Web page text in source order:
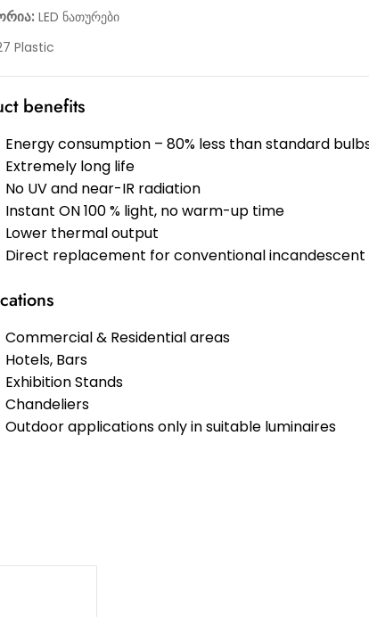
LED ნათურები
Plastic
benefits
Energy consumption – 80% less than standard
Extremely long life
No UV and near-IR radiation
Instant ON 100 % light, no warm-up time
Lower thermal output
Direct replacement for conventional incandescent
Commercial & Residential areas
Hotels, Bars
Exhibition Stands
Chandeliers
Outdoor applications only in suitable luminaires